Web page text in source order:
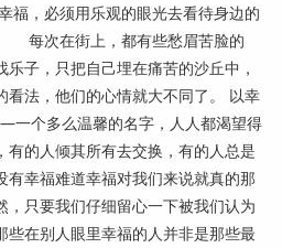
，必须用乐观的眼光去看待身边的
每次在街上，都有些愁眉苦脸的
子，只把自己埋在痛苦的沙丘中，
看法，他们的心情就大不同了。 以幸
多么温馨的名字，人人都渴望得
有的人倾其所有去交换，有的人总是
有幸福难道幸福对我们来说就真的那
，只要我们仔细留心一下被我们认为
些在别人眼里幸福的人并非是那些最